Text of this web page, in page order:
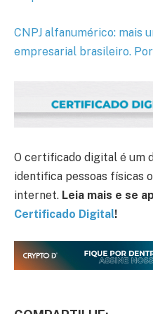
CNPJ alfanumérico: mais
empresarial brasileiro.
O certificado digital é um
identifica pessoas físicas
internet. Leia mais e se
Certificado Digital!